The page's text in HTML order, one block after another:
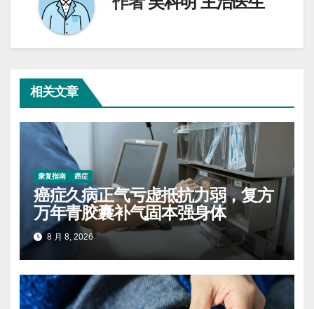
相关文章
康复指南 癌症
癌症久病正气亏虚抵抗力弱，复方
万年青胶囊补气固本强身体
8 月 8, 2026